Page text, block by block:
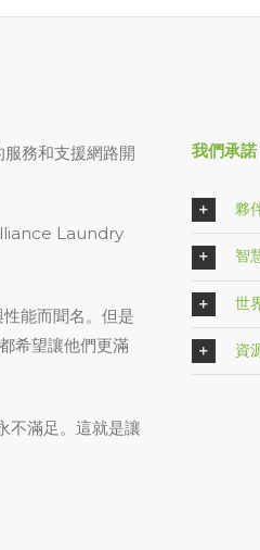
務和支援網路開
Laundry
能而聞名。但是
希望讓他們更滿
不滿足。這就是讓
我們承諾
夥
智
世
資